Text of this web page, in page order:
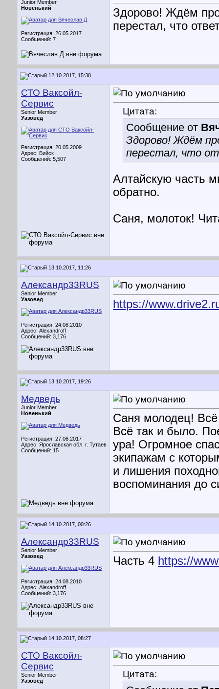
Junior Member
Новенький
Регистрация: 26.05.2017
Сообщений: 7
Здорово! Ждём
перестал, что
12.10.2017, 15:38
СТО Ваксойл-
Сервис
Senior Member
Уазовед
Регистрация: 20.05.2009
Адрес: Бийск
Сообщений: 5,507
Цитата:
Сообщение от
Здорово! Ждём
перестал, что
Алтайскую часть
обратно.
Саня, молоток!
13.10.2017, 11:26
Александр33RUS
Senior Member
Уазовед
Регистрация: 24.08.2010
Адрес: Alexandroff
Сообщений: 3,176
https://
13.10.2017, 19:26
Медведь
Junior Member
Новенький
Регистрация: 27.06.2017
Адрес: Ярославская обл. г. Тутаев
Сообщений: 15
Саня молодец!
Всё так и было.
ура! Огромное
экипажам с
и лишения
воспоминания до
14.10.2017, 00:26
Александр33RUS
Senior Member
Уазовед
Регистрация: 24.08.2010
Адрес: Alexandroff
Сообщений: 3,176
Часть 4 https://
14.10.2017, 08:27
СТО Ваксойл-
Сервис
Senior Member
Уазовед
Цитата: